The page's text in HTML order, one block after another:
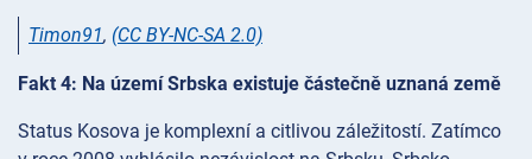
Timon91, (CC BY-NC-SA 2.0)
Fakt 4: Na území Srbska existuje částečně uznaná země
Status Kosova je komplexní a citlivou záležitostí. Zatímco